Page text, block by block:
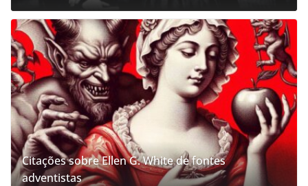
Citações sobre Ellen G. White de fontes
adventistas